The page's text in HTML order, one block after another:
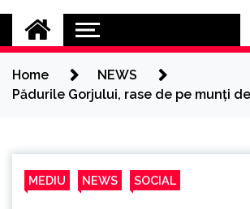
Epoca
Cele mai noi știri online
Home
NEWS
Pădurile Gorjului, rase de pe munți
MEDIU NEWS SOCIAL